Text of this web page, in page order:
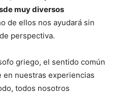
muy diversos
de ellos nos ayudará sin
perspectiva.
griego, el sentido común
en nuestras experiencias
todos nosotros